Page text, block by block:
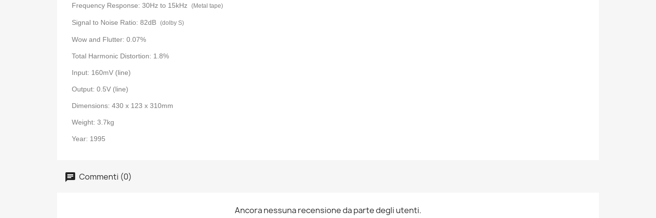
Frequency Response: 30Hz to 15kHz (Metal tape)
Signal to Noise Ratio: 82dB (dolby S)
Wow and Flutter: 0.07%
Total Harmonic Distortion: 1.8%
Input: 160mV (line)
Output: 0.5V (line)
Dimensions: 430 x 123 x 310mm
Weight: 3.7kg
Year: 1995
Commenti (0)
Ancora nessuna recensione da parte degli utenti.